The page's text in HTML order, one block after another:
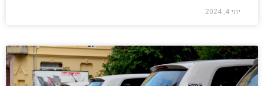
יוני 4, 2024